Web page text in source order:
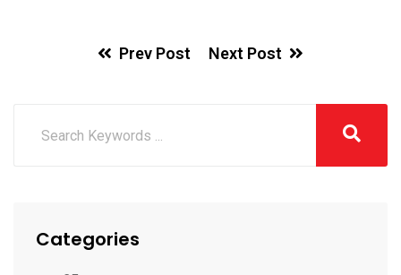
Prev Post Next Post
Categories